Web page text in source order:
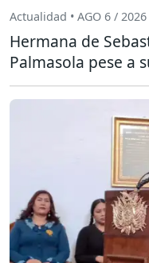
Actualidad • AGO 6 / 2026
Hermana de
Palmasola pese a